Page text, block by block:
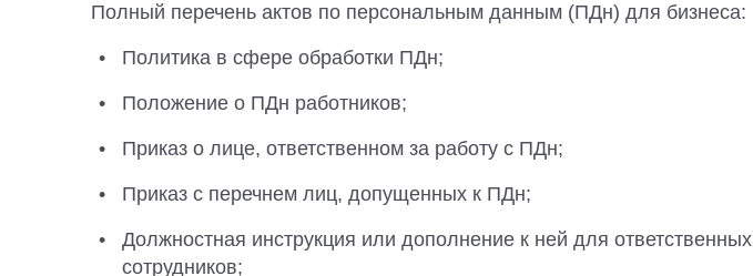
Полный перечень актов по персональным данным (ПДн) для бизнеса:
Политика в сфере обработки ПДн;
Положение о ПДн работников;
Приказ о лице, ответственном за работу с ПДн;
Приказ с перечнем лиц, допущенных к ПДн;
Должностная инструкция или дополнение к ней для ответственных
сотрудников;